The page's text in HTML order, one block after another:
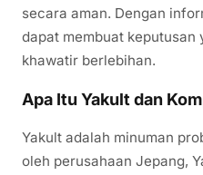
secara aman. Dengan
dapat membuat keputusan
khawatir berlebihan.
Apa Itu Yakult dan
Yakult adalah minuman
oleh perusahaan Jepang,